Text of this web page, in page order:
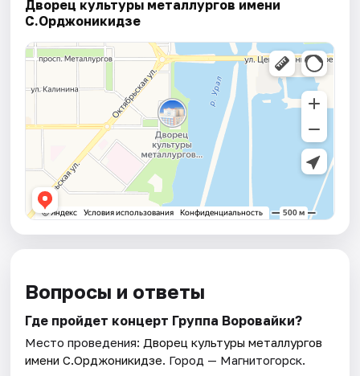
Дворец культуры металлургов имени
С.Орджоникидзе
Вопросы и ответы
Где пройдет концерт Группа Воровайки?
Место проведения: Дворец культуры металлургов
имени С.Орджоникидзе. Город — Магнитогорск.